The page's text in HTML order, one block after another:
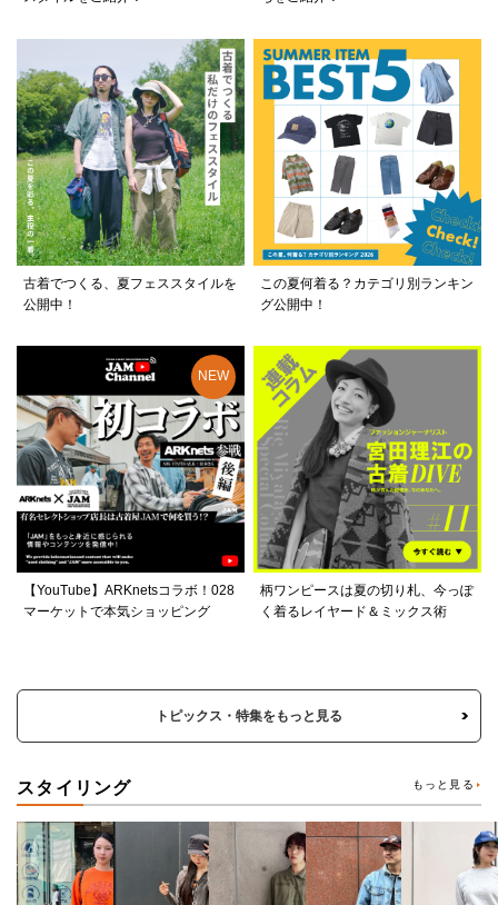
古着でつくる、夏フェススタイルを
公開中！
この夏何着る？カテゴリ別ランキン
グ公開中！
【YouTube】ARKnetsコラボ！028
マーケットで本気ショッピング
柄ワンピースは夏の切り札、今っぽ
く着るレイヤード＆ミックス術
トピックス・特集をもっと見る
スタイリング もっと見る